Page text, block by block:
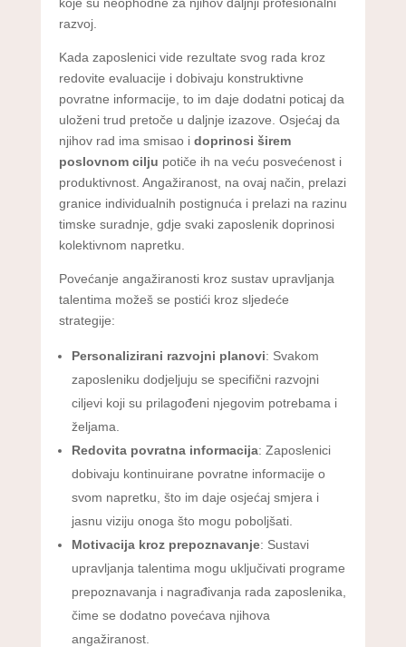
razvoj.
Kada zaposlenici vide rezultate svog rada kroz
redovite evaluacije i dobivaju konstruktivne
povratne informacije, to im daje dodatni poticaj da
uloženi trud pretoče u daljnje izazove. Osjećaj da
njihov rad ima smisao i doprinosi širem
poslovnom cilju potiče ih na veću posvećenost i
produktivnost. Angažiranost, na ovaj način, prelazi
granice individualnih postignuća i prelazi na razinu
timske suradnje, gdje svaki zaposlenik doprinosi
kolektivnom napretku.
Povećanje angažiranosti kroz sustav upravljanja
talentima možeš se postići kroz sljedeće
strategije:
Personalizirani razvojni planovi: Svakom
zaposleniku dodjeljuju se specifični razvojni
ciljevi koji su prilagođeni njegovim potrebama i
željama.
Redovita povratna informacija: Zaposlenici
dobivaju kontinuirane povratne informacije o
svom napretku, što im daje osjećaj smjera i
jasnu viziju onoga što mogu poboljšati.
Motivacija kroz prepoznavanje: Sustavi
upravljanja talentima mogu uključivati programe
prepoznavanja i nagrađivanja rada zaposlenika,
čime se dodatno povećava njihova
angažiranost.